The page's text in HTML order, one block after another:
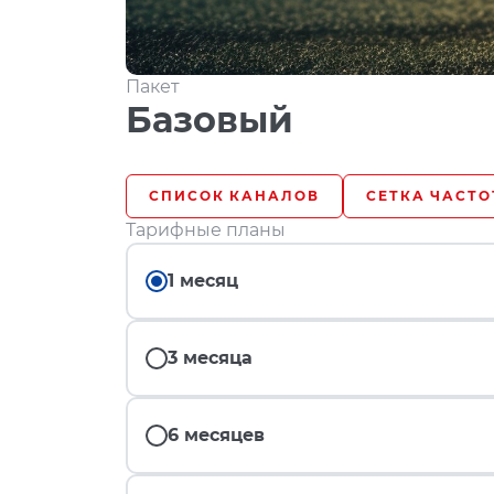
Пакет
Базовый
СПИСОК КАНАЛОВ СЕТКА
Тарифные планы
1 месяц
3 месяца
6 месяцев